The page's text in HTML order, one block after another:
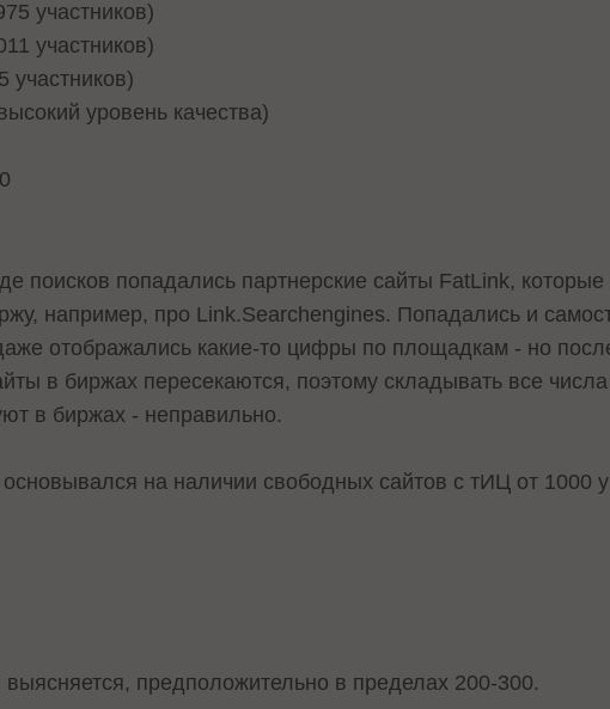
участников)
участников)
участников)
уровень качества)
поисков попадались партнерские сайты FatLink,
например, про Link.Searchengines. Попадались и
отображались какие-то цифры по площадкам - но
в биржах пересекаются, поэтому складывать все
в биржах - неправильно.
на наличии свободных сайтов с тИЦ от 1000
предположительно в пределах 200-300.